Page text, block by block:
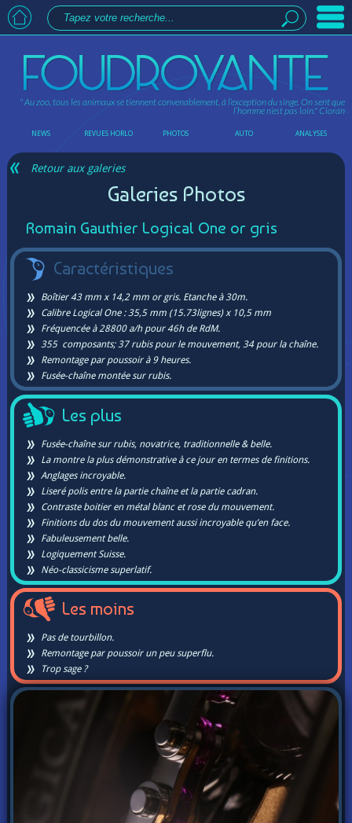
" Au zoo, tous les animaux se tiennent convenablement, à l’exception du singe. On sent que
l’homme n’est pas loin."Cioran
NEWS REVUES HORLO PHOTOS AUTO ANALYSES
Retour aux galeries
Galeries Photos
Romain Gauthier Logical One or gris
Caractéristiques
Boîtier 43 mm x 14,2 mm or gris. Etanche à 30m.
Calibre Logical One : 35,5 mm (15.73lignes) x 10,5 mm
Fréquencée à 28800 a/h pour 46h de RdM.
355 composants; 37 rubis pour le mouvement, 34 pour la chaîne.
Remontage par poussoir à 9 heures.
Fusée-chaîne montée sur rubis.
Les plus
Fusée-chaîne sur rubis, novatrice, traditionnelle & belle.
La montre la plus démonstrative à ce jour en termes de finitions.
Anglages incroyable.
Liseré polis entre la partie chaîne et la partie cadran.
Contraste boitier en métal blanc et rose du mouvement.
Finitions du dos du mouvement aussi incroyable qu’en face.
Fabuleusement belle.
Logiquement Suisse.
Néo-classicisme superlatif.
Les moins
Pas de tourbillon.
Remontage par poussoir un peu superflu.
Trop sage ?